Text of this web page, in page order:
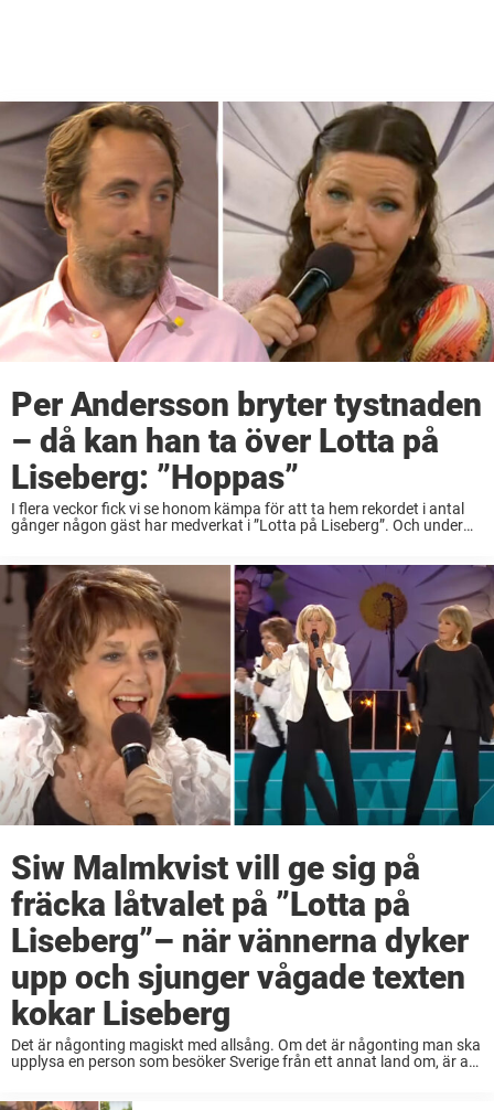
Per Andersson bryter tystnaden
– då kan han ta över Lotta på
Liseberg: ”Hoppas”
I flera veckor fick vi se honom kämpa för att ta hem rekordet i antal
gånger någon gäst har medverkat i ”Lotta på Liseberg”. Och under
Siw Malmkvist vill ge sig på
fräcka låtvalet på ”Lotta på
Liseberg”– när vännerna dyker
upp och sjunger vågade texten
kokar Liseberg
Det är någonting magiskt med allsång. Om det är någonting man ska
upplysa en person som besöker Sverige från ett annat land om, är att